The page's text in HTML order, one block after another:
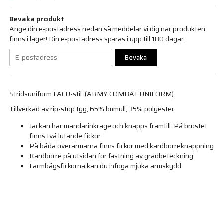
Bevaka produkt
Ange din e-postadress nedan så meddelar vi dig när produkten
finns i lager! Din e-postadress sparas i upp till 180 dagar.
Bevaka
Stridsuniform I ACU-stil. (ARMY COMBAT UNIFORM)
Tillverkad av rip-stop tyg, 65% bomull, 35% polyester.
Jackan har mandarinkrage och knäpps framtill. På bröstet
finns två lutande fickor
På båda överärmarna finns fickor med kardborreknäppning
Kardborre på utsidan för fästning av gradbeteckning
I armbågsfickorna kan du infoga mjuka armskydd